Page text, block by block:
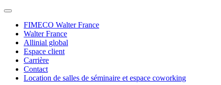
FIMECO Walter France
Walter France
Allinial global
Espace client
Carrière
Contact
Location de salles de séminaire et espace coworking